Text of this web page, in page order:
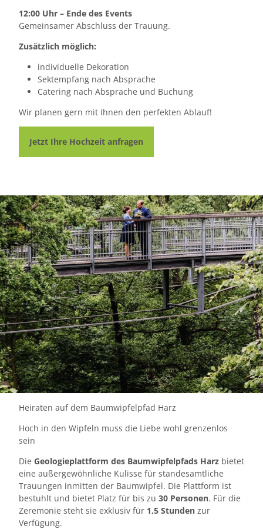
12:00 Uhr – Ende des Events
Gemeinsamer Abschluss der Trauung.
Zusätzlich möglich:
individuelle Dekoration
Sektempfang nach Absprache
Catering nach Absprache und Buchung
Wir planen gern mit Ihnen den perfekten Ablauf!
Jetzt Ihre Hochzeit anfragen
Heiraten auf dem Baumwipfelpfad Harz
Hoch in den Wipfeln muss die Liebe wohl grenzenlos
sein
Die Geologieplattform des Baumwipfelpfads Harz bietet
eine außergewöhnliche Kulisse für standesamtliche
Trauungen inmitten der Baumwipfel. Die Plattform ist
bestuhlt und bietet Platz für bis zu 30 Personen. Für die
Zeremonie steht sie exklusiv für 1,5 Stunden zur
Verfügung.